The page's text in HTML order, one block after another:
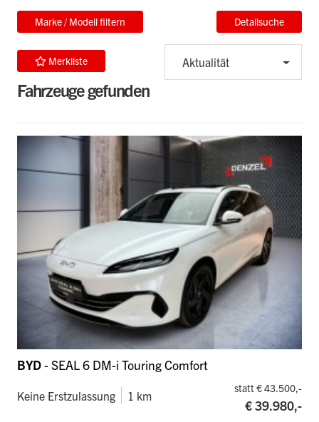
Marke / Modell filtern Detailsuche
Merkliste Aktualität
Fahrzeuge gefunden
BYD- SEAL 6 DM-i Touring Comfort
Keine Erstzulassung 1 km
statt € 43.500,-
€ 39.980,-